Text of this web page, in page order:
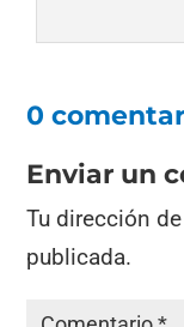
0
Enviar un
Tu dirección
publicada.